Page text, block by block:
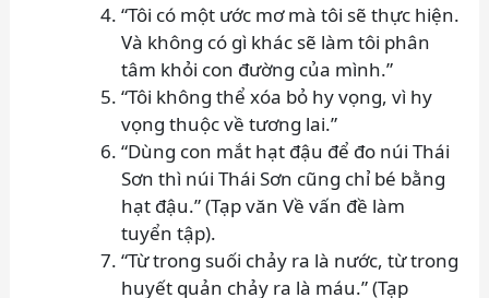
“Tôi có một ước mơ mà tôi sẽ thực hiện.
Và không có gì khác sẽ làm tôi phân
tâm khỏi con đường của mình.”
“Tôi không thể xóa bỏ hy vọng, vì hy
vọng thuộc về tương lai.”
“Dùng con mắt hạt đậu để đo núi Thái
Sơn thì núi Thái Sơn cũng chỉ bé bằng
hạt đậu.” (Tạp văn Về vấn đề làm
tuyển tập).
“Từ trong suối chảy ra là nước, từ trong
huyết quản chảy ra là máu.” (Tạp